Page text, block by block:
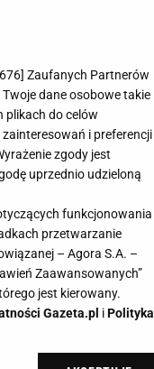
676] Zaufanych Partnerów
dane osobowe takie
plikach do celów
i preferencji
zgody jest
uprzednio udzieloną
funkcjonowania
przetwarzanie
– Agora S.A. –
Zaawansowanych”
jest kierowany.
Gazeta.pl iPolityka